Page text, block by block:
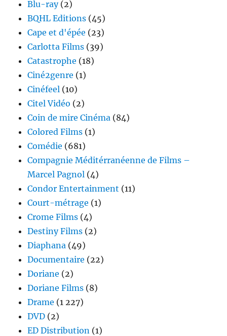
Blu-ray(2)
BQHL Editions (45)
Cape et d'épée (23)
Carlotta Films (39)
Catastrophe (18)
Ciné2genre (1)
Cinéfeel (10)
Citel Vidéo (2)
Coin de mire Cinéma (84)
Colored Films (1)
Comédie (681)
Compagnie Méditérranéenne de Films –
Marcel Pagnol (4)
Condor Entertainment (11)
Court-métrage (1)
Crome Films (4)
Destiny Films (2)
Diaphana (49)
Documentaire (22)
Doriane (2)
Doriane Films (8)
Drame (1 227)
DVD (2)
ED Distribution (1)